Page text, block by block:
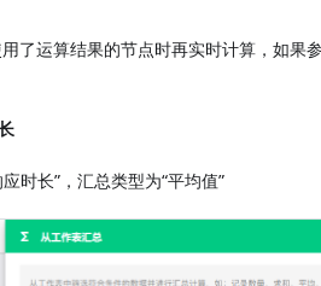
了运算结果的节点时再实时计算，如果
时长”，汇总类型为“平均值”